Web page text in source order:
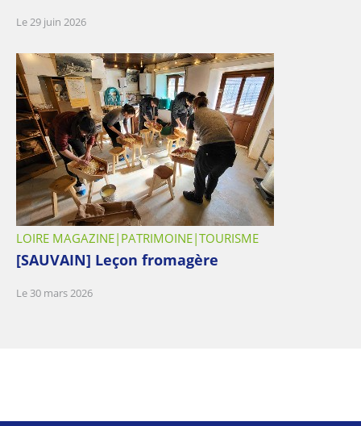
Le 29 juin 2026
LOIRE MAGAZINE PATRIMOINE TOURISME
[SAUVAIN] Leçon fromagère
Le 30 mars 2026